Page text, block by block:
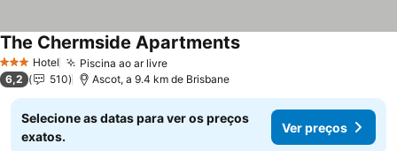
3 EstrelasHotel Piscina ao ar livreVer preços
The Chermside ApartmentsVer preços
6,2 510 Ascot, a 9.4 km de Brisbane
Selecione as datas para ver os preços
exatos.
Ver preços